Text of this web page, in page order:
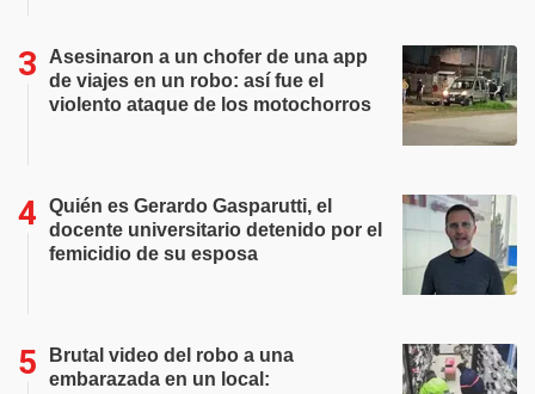
Asesinaron a un chofer de una app
de viajes en un robo: así fue el
violento ataque de los motochorros
Quién es Gerardo Gasparutti, el
docente universitario detenido por el
femicidio de su esposa
Brutal video del robo a una
embarazada en un local: